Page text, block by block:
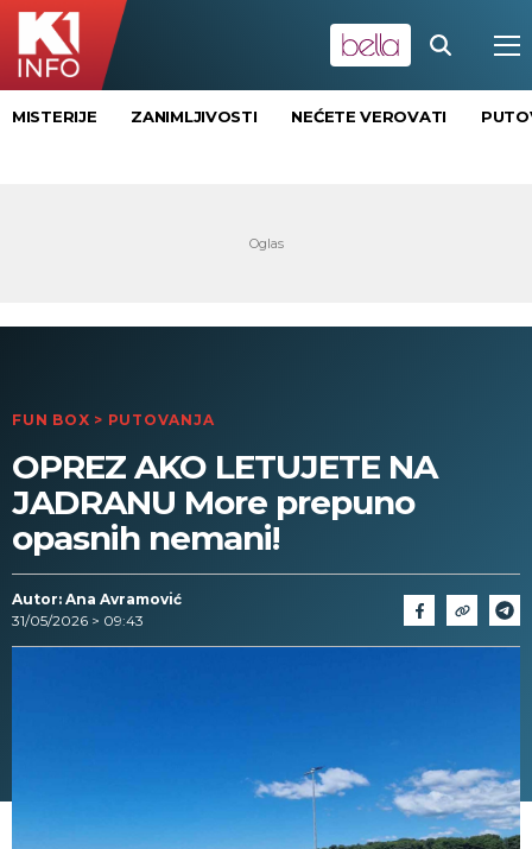
MISTERIJE ZANIMLJIVOSTI NEĆETE VEROVATI
FUN BOX > PUTOVANJA
OPREZ AKO LETUJETE NA
JADRANU More prepuno
opasnih nemani!
Autor: Ana Avramović
31/05/2026 > 09:43